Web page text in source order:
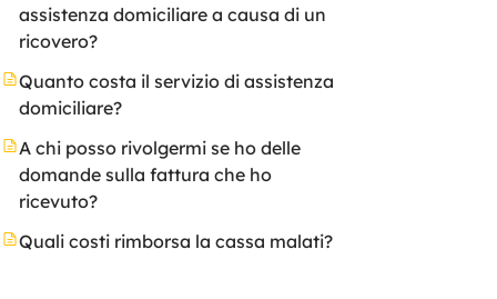
assistenza domiciliare a causa di un
ricovero?
Quanto costa il servizio di assistenza
domiciliare?
A chi posso rivolgermi se ho delle
domande sulla fattura che ho
ricevuto?
Quali costi rimborsa la cassa malati?